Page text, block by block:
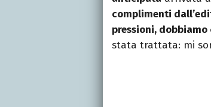
complimenti
pressioni, dobbiamo
stata trattata: mi